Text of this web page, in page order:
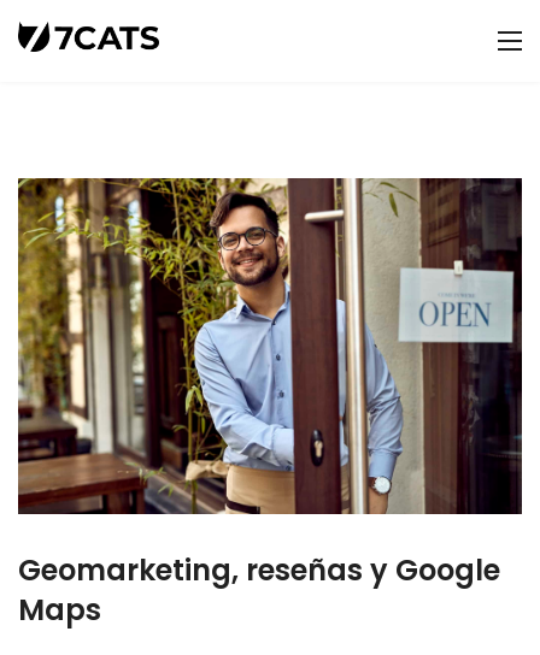
Geomarketing, reseñas y Google
Maps